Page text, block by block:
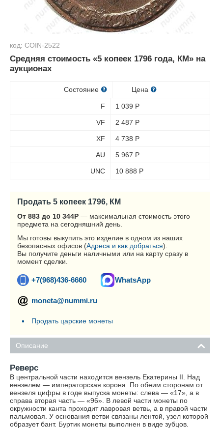
код: COIN-2522
Средняя стоимость «5 копеек 1796 года, КМ» на
аукционах
Состояние Цена
F 1 039 Р
VF 2 487 Р
XF 4 738 Р
AU 5 967 Р
UNC 10 888 Р
Продать 5 копеек 1796, КМ
От 883 до 10 344Р — максимальная стоимость этого
предмета на сегодняшний день.
Мы готовы выкупить это изделие в одном из наших
безопасных офисов (Адреса и как добраться).
Вы получите деньги наличными или на карту сразу в
момент сделки.
+7(968)436-6660 WhatsApp
moneta@nummi.ru
Продать царские монеты
Описание
Реверс
В центральной части находится вензель Екатерины II. Над
вензелем — императорская корона. По обеим сторонам от
вензеля цифры в годе выпуска монеты: слева — «17», а в
справа вторая часть — «96». В левой части монеты по
окружности канта проходит лавровая ветвь, а в правой части
пальмовая. У основания ветви связаны лентой, узел которой
образует бант. Буртик монеты выполнен в виде зубцов.